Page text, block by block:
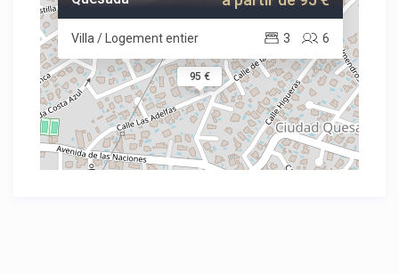
95 €
Villa / Logement entier 6
3